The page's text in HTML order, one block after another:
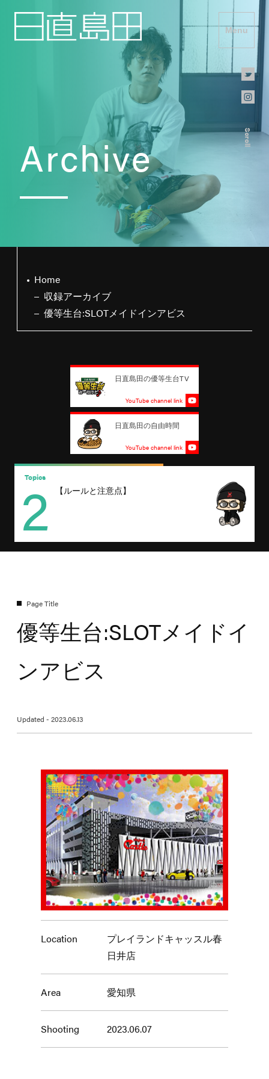
Menu
Scroll
Archive
Home
収録アーカイブ
優等生台:SLOTメイドインアビス
日直島田の優等生台TV
YouTube channel link
日直島田の自由時間
YouTube channel link
【ルールと注意点】
Topics
2
優等生台:SLOTメイドイ
ンアビス
Updated - 2023.06.13
Location
プレイランドキャッスル春
日井店
Area 愛知県
Shooting 2023.06.07